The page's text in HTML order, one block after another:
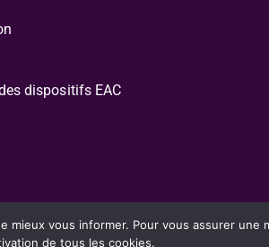
dispositifs EAC
vous informer. Pour vous assurer
de tous les cookies.